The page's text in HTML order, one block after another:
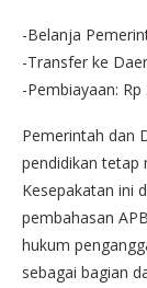
-Belanja
-Transfer ke
-Pembiayaan:
Pemerintah dan
pendidikan tetap
Kesepakatan ini
pembahasan
hukum
sebagai bagian